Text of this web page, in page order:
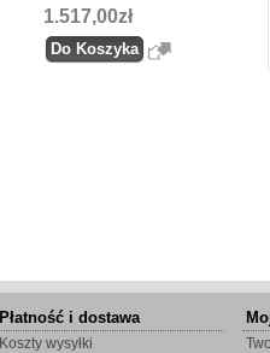
1.517,00zł
Płatność i dostawa
Koszty wysyłki